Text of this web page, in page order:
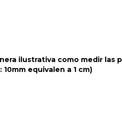
ilustrativa como medir las
equivalen a 1 cm)